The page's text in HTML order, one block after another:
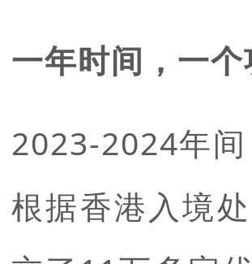
一年时间，一
2023-2024年
根据香港入境